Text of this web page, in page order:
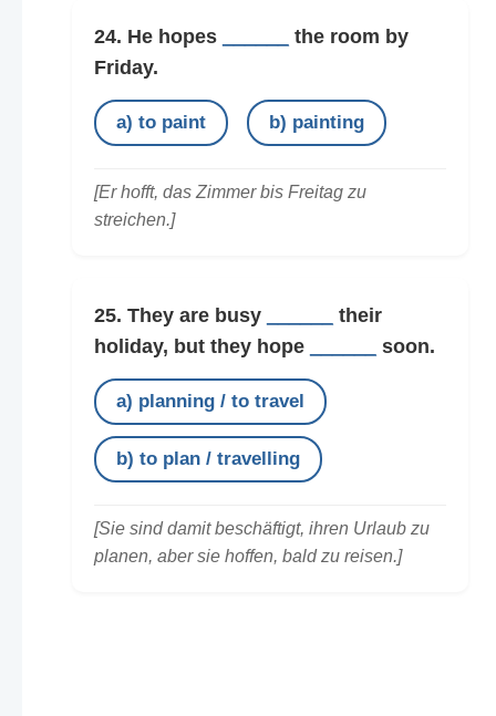
24. He hopes
the room by
Friday.
a) to paint b) painting
[Er hofft, das Zimmer bis Freitag zu
streichen.]
25. They are busy
their
holiday, but they hope
soon.
a) planning / to travel
b) to plan / travelling
[Sie sind damit beschäftigt, ihren Urlaub zu
planen, aber sie hoffen, bald zu reisen.]